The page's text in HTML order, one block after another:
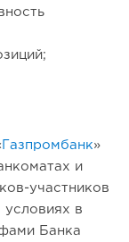
Газпромбанк»
и
участников
условиях в
Банка